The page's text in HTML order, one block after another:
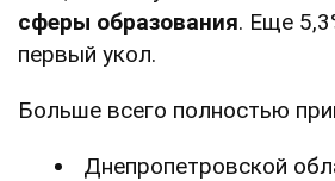
сферы образования. Еще
первый укол.
Больше всего полностью
Днепропетровской